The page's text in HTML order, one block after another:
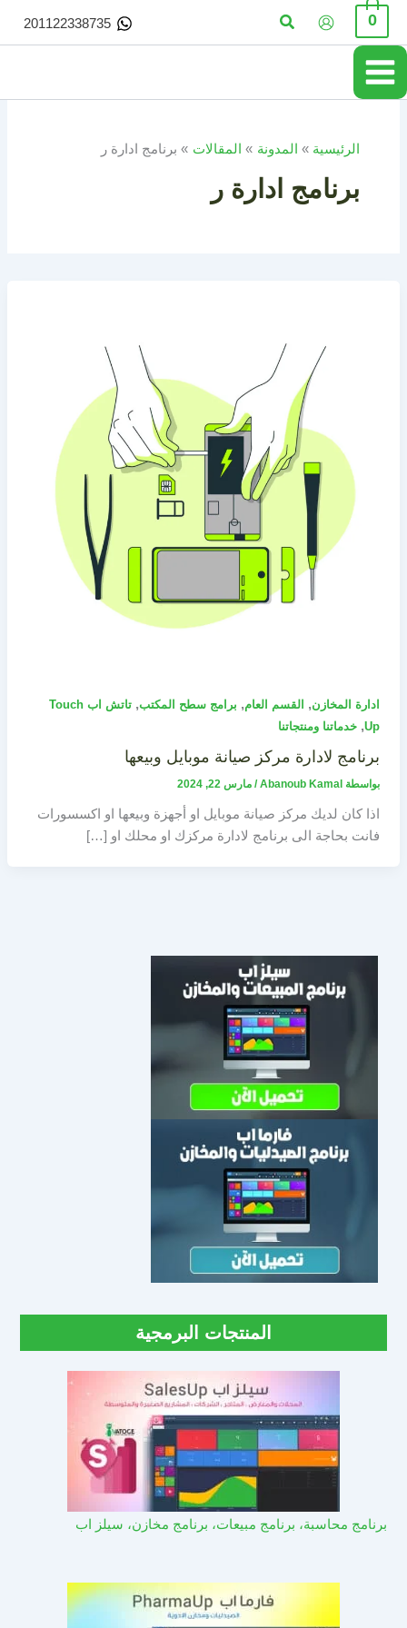
تخطي
المحتوى
0 البحث 201122338735
الرئيسية المدونة المقالات برنامج ادارة ر
برنامج ادارة ر
ادارة المخازن, القسم العام, برامج سطح المكتب,
تاتش اب Touch
Up
, خدماتنا ومنتجاتنا
برنامج لادارة مركز صيانة موبايل وبيعها
بواسطة Abanoub Kamal
/ مارس 22, 2024
اذا كان لديك مركز صيانة موبايل او أجهزة وبيعها او اكسسورات
فانت بحاجة الى برنامج لادارة مركزك او محلك او […]
المنتجات البرمجية
برنامج محاسبة، برنامج مبيعات، برنامج مخازن، سيلز اب